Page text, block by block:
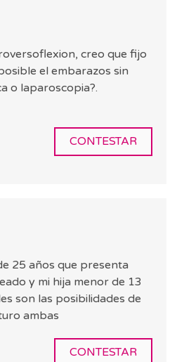
creo que fijo
el embarazos sin
o laparoscopia?.
CONTESTAR
25 años que presenta
y mi hija menor de 13
son las posibilidades de
ambas
CONTESTAR